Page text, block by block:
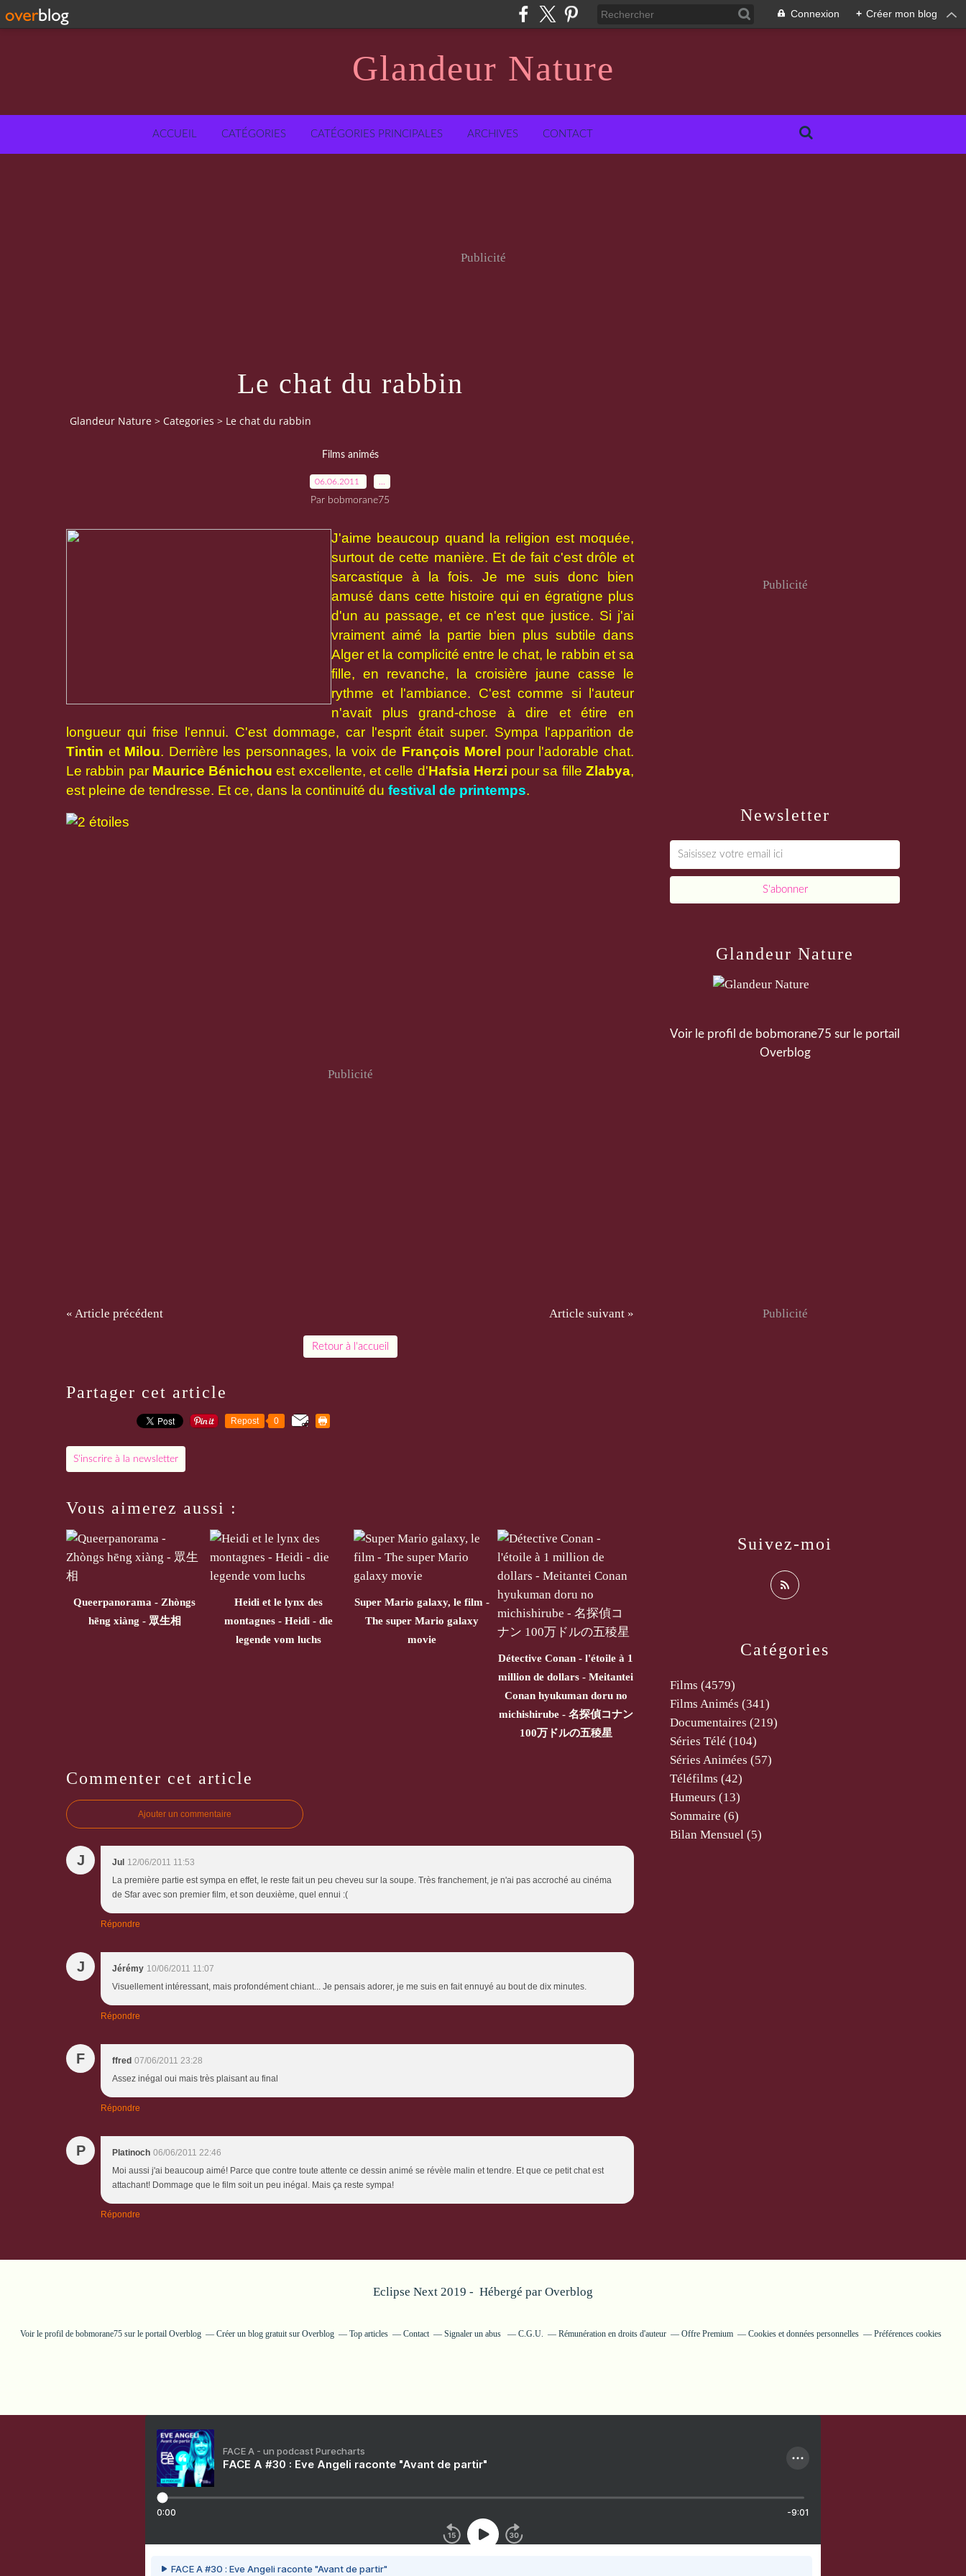
Connexion + Créer mon blog
Glandeur Nature
ACCUEIL CATÉGORIES CATÉGORIES PRINCIPALES ARCHIVES CONTACT
Publicité
Le chat du rabbin
Glandeur Nature > Categories > Le chat du rabbin
Films animés
06.06.2011
Par bobmorane75
J'aime beaucoup quand la religion est moquée,
surtout de cette manière. Et de fait c'est drôle et
sarcastique à la fois. Je me suis donc bien
amusé dans cette histoire qui en égratigne plus
d'un au passage, et ce n'est que justice. Si j'ai
vraiment aimé la partie bien plus subtile dans
Alger et la complicité entre le chat, le rabbin et sa
fille, en revanche, la croisière jaune casse le
rythme et l'ambiance. C'est comme si l'auteur
n'avait plus grand-chose à dire et étire en
longueur qui frise l'ennui. C'est dommage, car l'esprit était super. Sympa l'apparition de
Tintin et Milou. Derrière les personnages, la voix de François Morel pour l'adorable chat.
Le rabbin par Maurice Bénichou est excellente, et celle d'Hafsia Herzi pour sa filleZlabya,
est pleine de tendresse. Et ce, dans la continuité du festival de printemps.
Publicité
« Article précédent Article suivant »
Retour à l'accueil
Partager cet article
Repost 0
S'inscrire à la newsletter
Vous aimerez aussi :
Queerpanorama - Zhòngs
hēng xiàng - 眾生相
Heidi et le lynx des
montagnes - Heidi - die
legende vom luchs
Super Mario galaxy, le film -
The super Mario galaxy
movie
Détective Conan - l'étoile à 1
million de dollars - Meitantei
Conan hyukuman doru no
michishirube - 名探偵コナン
100万ドルの五稜星
Commenter cet article
Ajouter un commentaire
J Jul 12/06/2011 11:53
La première partie est sympa en effet, le reste fait un peu cheveu sur la soupe. Très franchement, je n'ai pas accroché au cinéma
de Sfar avec son premier film, et son deuxième, quel ennui :(
Répondre
J Jérémy 10/06/2011 11:07
Visuellement intéressant, mais profondément chiant... Je pensais adorer, je me suis en fait ennuyé au bout de dix minutes.
Répondre
F ffred 07/06/2011 23:28
Assez inégal oui mais très plaisant au final
Répondre
P Platinoch 06/06/2011 22:46
Moi aussi j'ai beaucoup aimé! Parce que contre toute attente ce dessin animé se révèle malin et tendre. Et que ce petit chat est
attachant! Dommage que le film soit un peu inégal. Mais ça reste sympa!
Répondre
Newsletter
Publicité
Catégories
Films (4579)
Films Animés (341)
Documentaires (219)
Séries Télé (104)
Séries Animées (57)
Téléfilms (42)
Humeurs (13)
Sommaire (6)
Bilan Mensuel (5)
Glandeur Nature
Voir le profil de bobmorane75 sur le portail
Overblog
Suivez-moi
Publicité
Eclipse Next 2019 - Hébergé par Overblog
Voir le profil de bobmorane75 sur le portail Overblog Créer un blog gratuit sur Overblog Top articles Contact Signaler un abus C.G.U. Rémunération en droits d'auteur Offre Premium Cookies et données personnelles Préférences cookies
FACE A - un podcast Purecharts
FACE A #30 : Eve Angeli raconte "Avant de partir"
0:00 -9:01
FACE A #30 : Eve Angeli raconte "Avant de partir"